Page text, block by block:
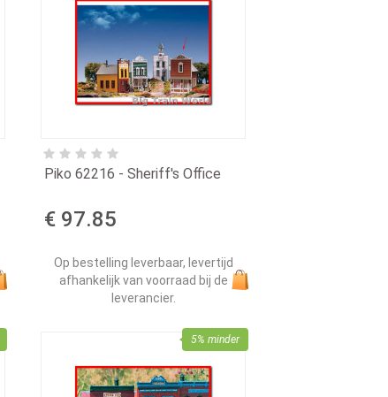
Piko 62216 - Sheriff's Office
€ 97.85
Op bestelling leverbaar, levertijd
afhankelijk van voorraad bij de
leverancier.
5% minder